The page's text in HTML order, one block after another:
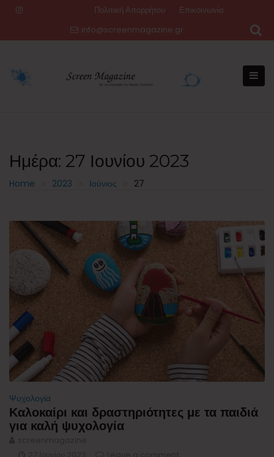
Πολιτική Απορρήτου
Επικοινωνία
info@screenmagazine.gr
Ημέρα: 27 Ιουνίου 2023
Home 2023 Ιούνιος 27
Ψυχολογία
Καλοκαίρι και δραστηριότητες με τα παιδιά
για καλή ψυχολογία